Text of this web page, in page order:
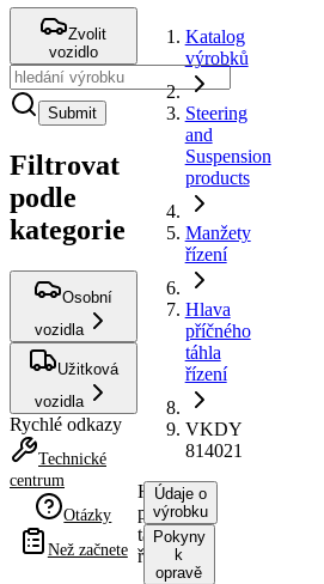
Zvolit
vozidlo
Submit
Filtrovat
podle
kategorie
Osobní
vozidla
Užitková
vozidla
Rychlé odkazy
Technické
centrum
Otázky
Než začnete
Katalog
výrobků
Steering
and
Suspension
products
Manžety
řízení
Hlava
příčného
táhla
řízení
VKDY
814021
Hlava
příčného
táhla
řízení
Údaje o
výrobku
Pokyny
k
opravě